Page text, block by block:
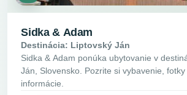
Sidka & Adam
Destinácia: Liptovský Ján
Sidka & Adam ponúka ubytovanie v
Ján, Slovensko. Pozrite si vybavenie,
informácie.